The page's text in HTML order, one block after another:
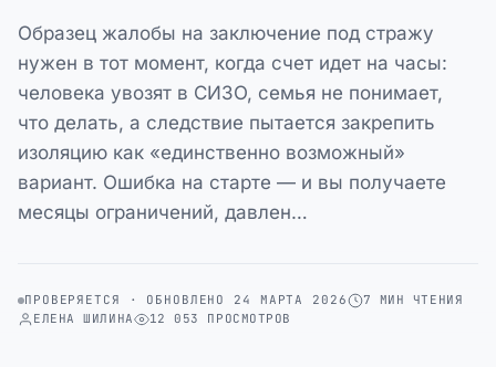
Образец жалобы на заключение под стражу
нужен в тот момент, когда счет идет на часы:
человека увозят в СИЗО, семья не понимает,
что делать, а следствие пытается закрепить
изоляцию как «единственно возможный»
вариант. Ошибка на старте — и вы получаете
месяцы ограничений, давлен…
ПРОВЕРЯЕТСЯ · ОБНОВЛЕНО 24 МАРТА 2026
7 МИН ЧТЕНИЯ
ЕЛЕНА ШИЛИНА
12 053 ПРОСМОТРОВ